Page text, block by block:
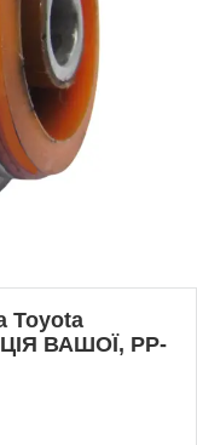
Toyota
ВАШОЇ, PP-